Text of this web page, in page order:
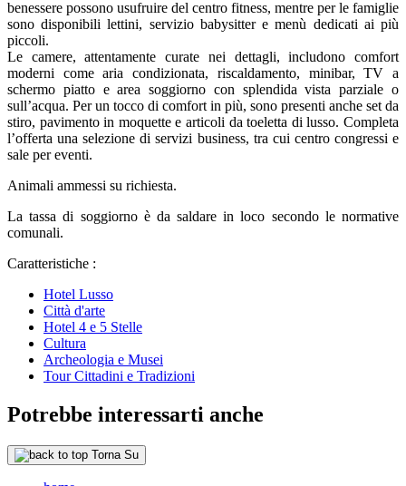
benessere possono usufruire del centro fitness, mentre per le famiglie
sono disponibili lettini, servizio babysitter e menù dedicati ai più
piccoli.
Le camere, attentamente curate nei dettagli, includono comfort
moderni come aria condizionata, riscaldamento, minibar, TV a
schermo piatto e area soggiorno con splendida vista parziale o
sull’acqua. Per un tocco di comfort in più, sono presenti anche set da
stiro, pavimento in moquette e articoli da toeletta di lusso. Completa
l’offerta una selezione di servizi business, tra cui centro congressi e
sale per eventi.
Animali ammessi su richiesta.
La tassa di soggiorno è da saldare in loco secondo le normative
comunali.
Caratteristiche :
Hotel Lusso
Città d'arte
Hotel 4 e 5 Stelle
Cultura
Archeologia e Musei
Tour Cittadini e Tradizioni
Potrebbe interessarti anche
Torna Su